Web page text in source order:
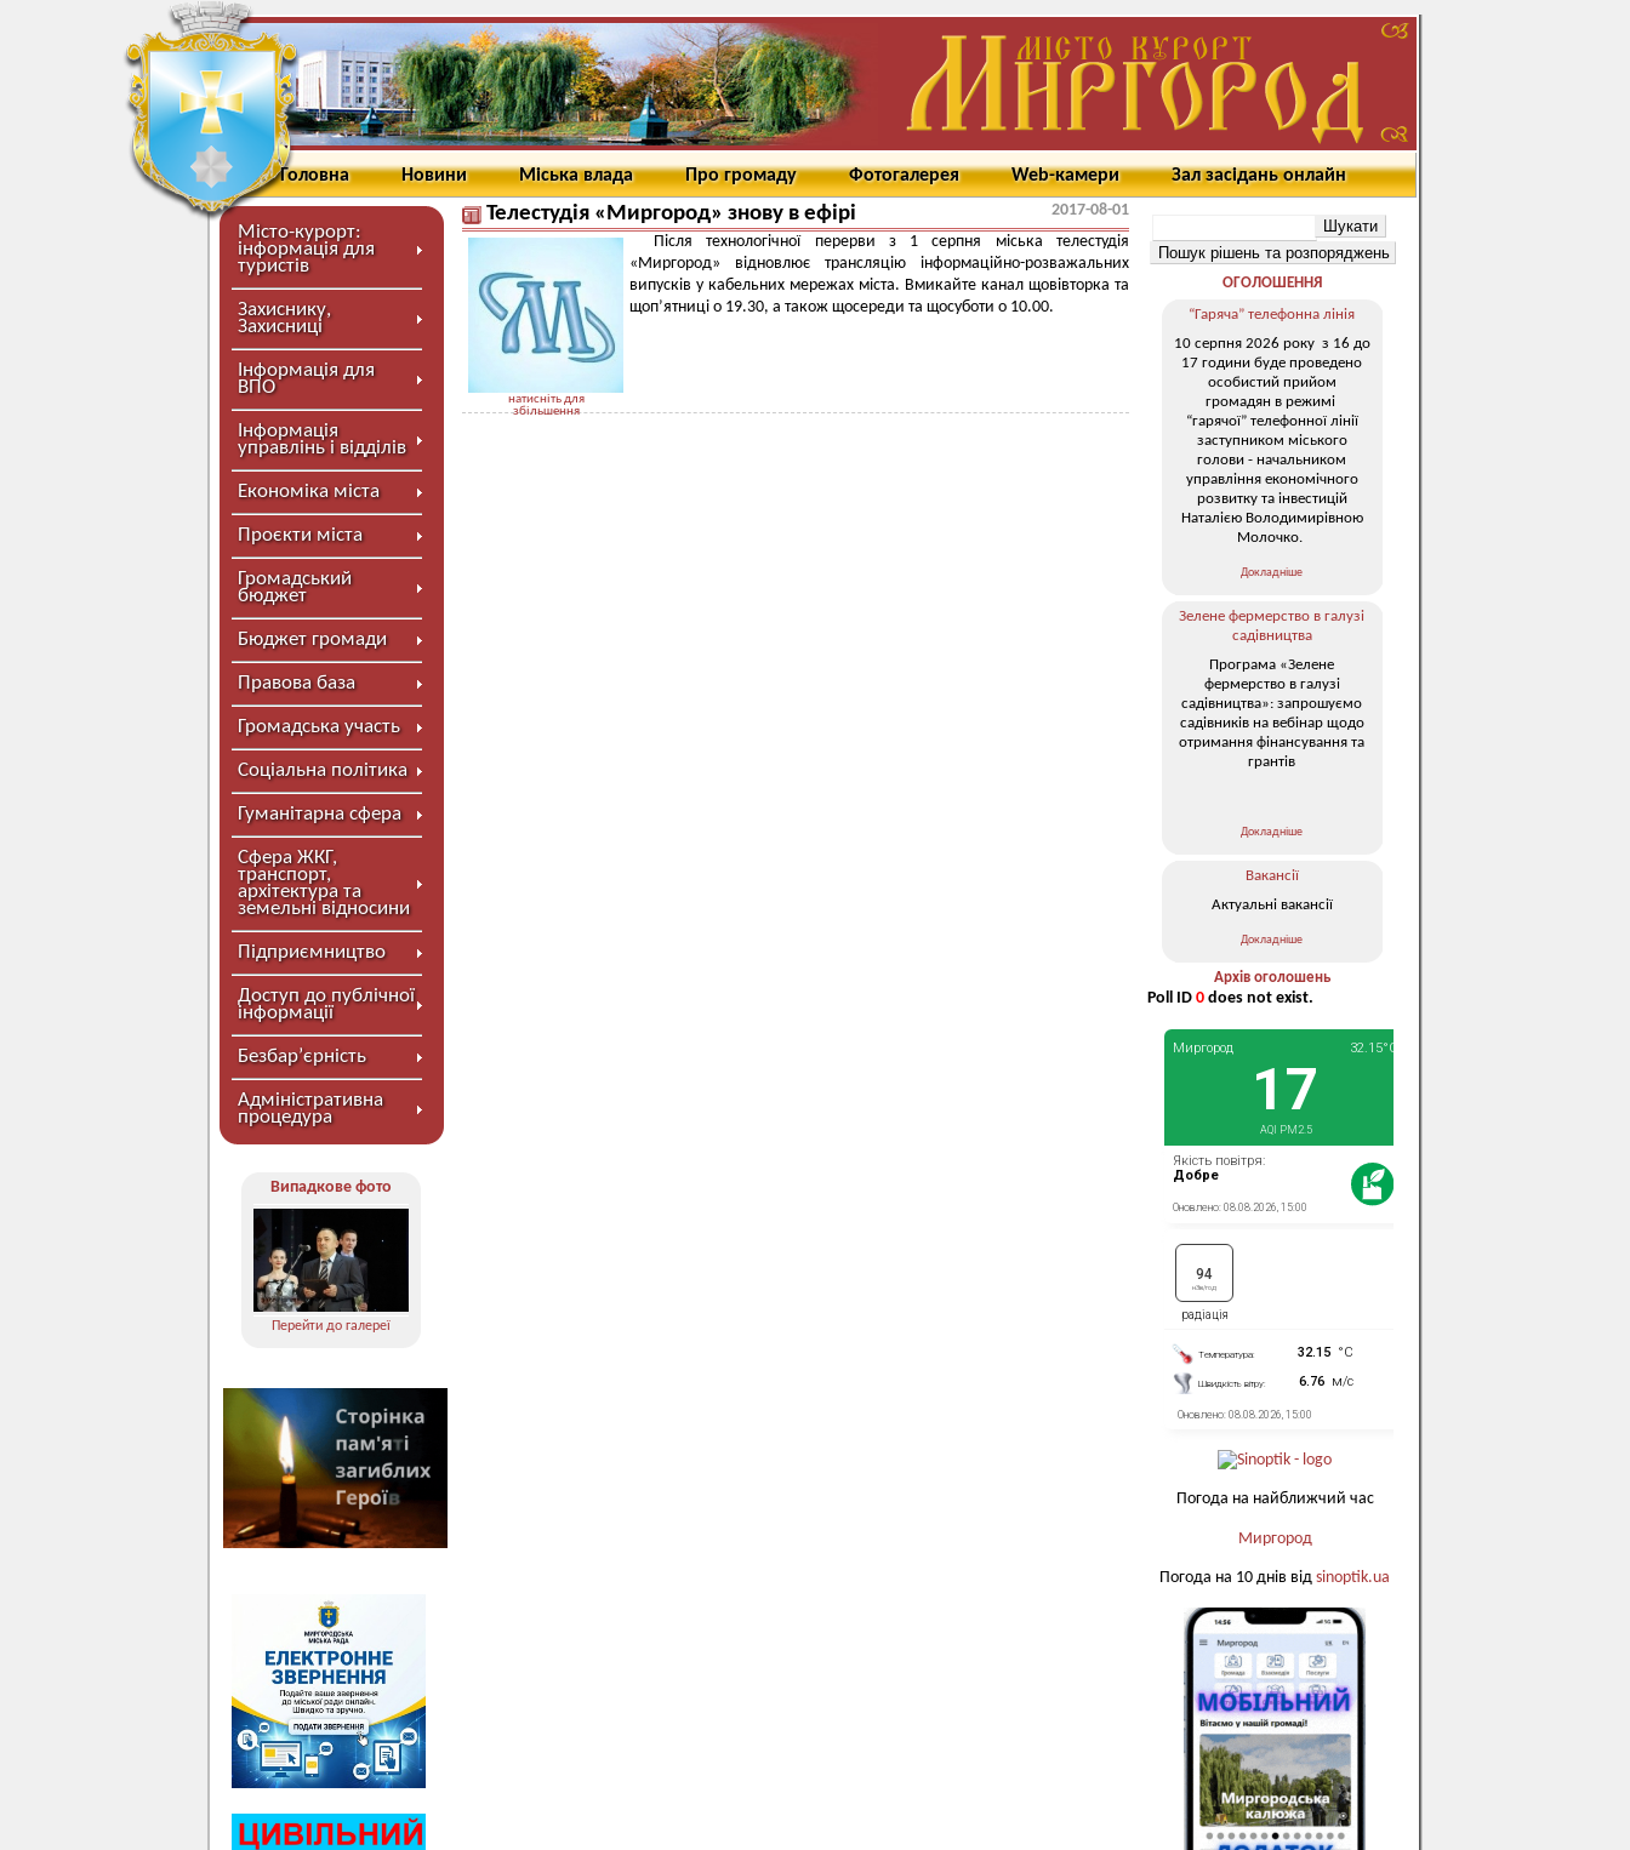
Головна Новини Міська влада Про громаду Фотогалерея Web-камери Зал засідань онлайн
Місто-курорт:
інформація для
туристів
Захиснику,
Захисниці
Інформація для
ВПО
Інформація
управлінь і відділів
Економіка міста
Проєкти міста
Громадський
бюджет
Бюджет громади
Правова база
Громадська участь
Соціальна політика
Гуманітарна сфера
Сфера ЖКГ,
транспорт,
архітектура та
земельні відносини
Підприємництво
Доступ до публічної
інформації
Безбар’єрність
Адміністративна
процедура
Випадкове фото
Перейти до галереї
Телестудія «Миргород» знову в ефірі 2017-08-01
натисніть для
збільшення
Після технологічної перерви з 1 серпня міська телестудія
«Миргород» відновлює трансляцію інформаційно-розважальних
випусків у кабельних мережах міста. Вмикайте канал щовівторка та
щоп’ятниці о 19.30, а також щосереди та щосуботи о 10.00.
ОГОЛОШЕННЯ
“Гаряча” телефонна лінія
10 серпня 2026 року з 16 до
17 години буде проведено
особистий прийом
громадян в режимі
“гарячої” телефонної лінії
заступником міського
голови - начальником
управління економічного
розвитку та інвестицій
Наталією Володимирівною
Молочко.
Докладніше
Зелене фермерство в галузі
садівництва
Програма «Зелене
фермерство в галузі
садівництва»: запрошуємо
садівників на вебінар щодо
отримання фінансування та
грантів
Докладніше
Вакансії
Актуальні вакансії
Докладніше
Архів оголошень
Poll ID 0 does not exist.
Погода на найближчий час
Миргород
Погода на 10 днів від sinoptik.ua